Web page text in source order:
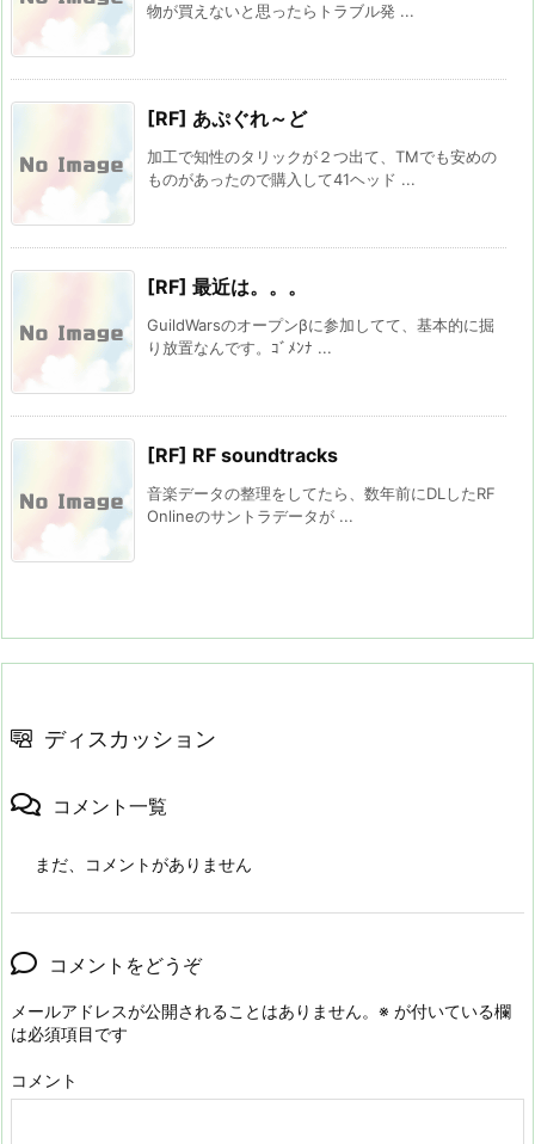
物が買えないと思ったらトラブル発 ...
[RF] あぷぐれ～ど
加工で知性のタリックが２つ出て、TMでも安めの
ものがあったので購入して41ヘッド ...
[RF] 最近は。。。
GuildWarsのオープンβに参加してて、基本的に掘
り放置なんです。ｺﾞﾒﾝﾅ ...
[RF] RF soundtracks
音楽データの整理をしてたら、数年前にDLしたRF
Onlineのサントラデータが ...
ディスカッション
コメント一覧
まだ、コメントがありません
コメントをどうぞ
メールアドレスが公開されることはありません。 ※ が付いている欄
は必須項目です
コメント